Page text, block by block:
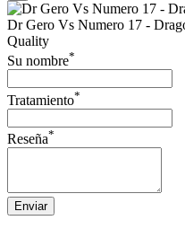
Dr Gero Vs Numero 17 -
Quality
Su nombre*
Tratamiento*
Reseña*
Enviar